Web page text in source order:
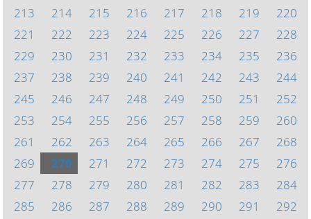
213
214 215 216 217 218 219
220
221
222 223 224 225 226 227
228
229
230 231 232 233 234 235
236
237
238 239 240 241 242 243
244
245
246 247 248 249 250 251
252
253
254 255 256 257 258 259
260
261
262 263 264 265 266 267
268
269
270 271 272 273 274 275
276
277
278 279 280 281 282 283
284
285
286 287 288 289 290 291
292